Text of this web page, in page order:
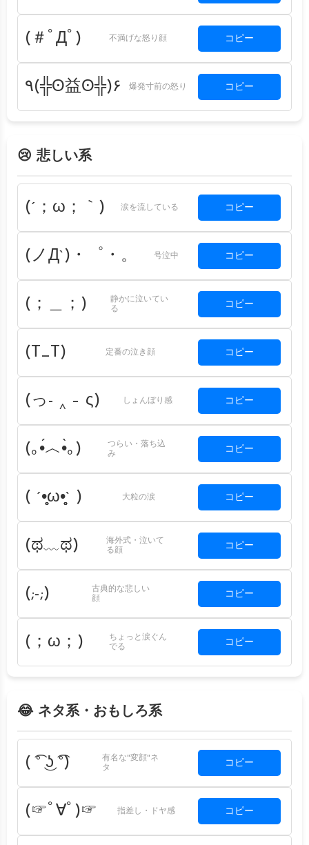
(＃ﾟДﾟ) 不満げな怒り顔 コピー
٩(╬ʘ益ʘ╬)۶ 爆発寸前の怒り コピー
😢 悲しい系
(´；ω；｀) 涙を流している コピー
(ノД`)・゜・。 号泣中 コピー
(；＿；)
静かに泣いてい
る
コピー
(T_T) 定番の泣き顔 コピー
(っ- ‸ – ς) しょんぼり感 コピー
(｡•́︿•̀｡)
つらい・落ち込
み
コピー
( ´•̥̥̥ω•̥̥̥` ) 大粒の涙 コピー
(ಥ﹏ಥ)
海外式・泣いて
る顔
コピー
(;-;)
古典的な悲しい
顔
コピー
(；ω；)
ちょっと涙ぐん
でる
コピー
😂 ネタ系・おもしろ系
( ͡° ͜ʖ ͡°)
有名な"変顔"ネ
タ
コピー
(☞ﾟ∀ﾟ)☞ 指差し・ドヤ感 コピー